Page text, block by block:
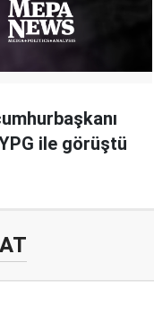
ile görüştü